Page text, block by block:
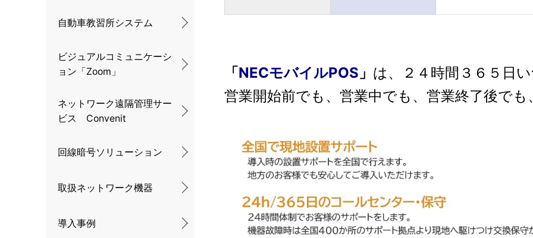
自動車教習所システム
ビジュアルコミュニケーシ
ョン「Zoom」
ネットワーク遠隔管理サー
ビス Convenit
回線暗号ソリューション
取扱ネットワーク機器
導入事例
「NECモバイルPOS 」 は、２４時間３６５日
営業開始前でも、営業中でも、営業終了後で